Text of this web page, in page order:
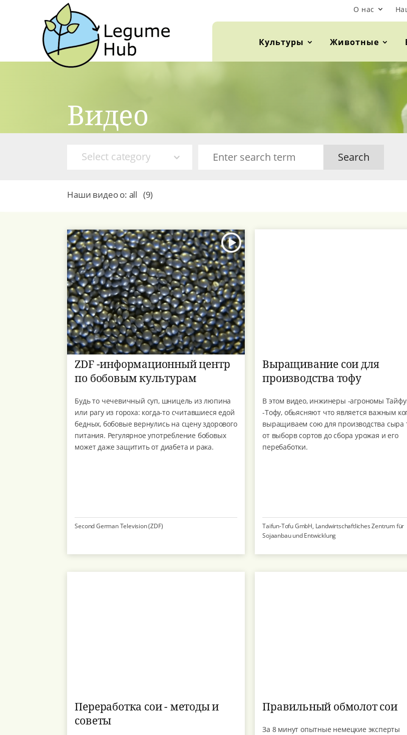
О нас
Культуры Животные
Видео
Select category Search
Наши видео о: all (9)
ZDF -информационный центр
по бобовым культурам
Будь то чечевичный суп, шницель из люпина
или рагу из гороха: когда-то считавшиеся едой
бедных, бобовые вернулись на сцену здорового
питания. Регулярное употребление бобовых
может даже защитить от диабета и рака.
Second German Television (ZDF)
Выращивание сои для
производства тофу
В этом видео, инжинеры -агрономы
-Тофу, обьясняют что является важным
выращиваем сою для производства сыра
от выборв сортов до сбора урожая и его
перебаботки.
Taifun-Tofu GmbH, Landwirtschaftliches Zentrum für
Sojaanbau und Entwicklung
Переработка сои - методы и
советы
Правильный обмолот сои
За 8 минут опытные немецкие эксперты